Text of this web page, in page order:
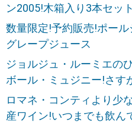
ン2005!木箱入り3本セッ
数量限定!予約販売!ポー
グレープジュース
ジョルジュ・ルーミエの
ボール・ミュジニー!さす
ロマネ・コンティより少
産ワイン!いつまでも飲ん